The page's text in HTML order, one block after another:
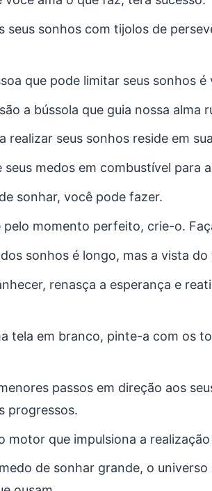
seus sonhos com tijolos de
que pode limitar seus sonhos é
a bússola que guia nossa alma
realizar seus sonhos reside em
seus medos em combustível para
sonhar, você pode fazer.
pelo momento perfeito, crie-o.
sonhos é longo, mas a vista
renasça a esperança e
tela em branco, pinte-a com os
passos em direção aos
progressos.
motor que impulsiona a
de sonhar grande, o